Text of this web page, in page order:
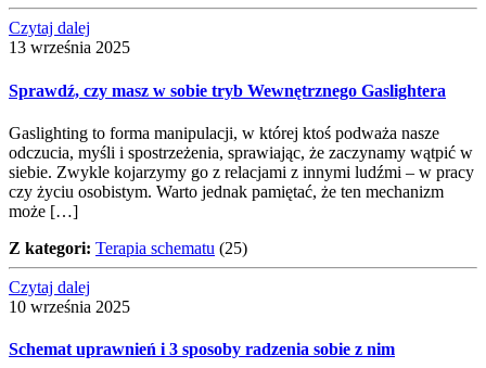
Czytaj dalej
13 września 2025
Sprawdź, czy masz w sobie tryb Wewnętrznego Gaslightera
Gaslighting to forma manipulacji, w której ktoś podważa nasze
odczucia, myśli i spostrzeżenia, sprawiając, że zaczynamy wątpić w
siebie. Zwykle kojarzymy go z relacjami z innymi ludźmi – w pracy
czy życiu osobistym. Warto jednak pamiętać, że ten mechanizm
może […]
Z kategori: Terapia schematu (25)
Czytaj dalej
10 września 2025
Schemat uprawnień i 3 sposoby radzenia sobie z nim